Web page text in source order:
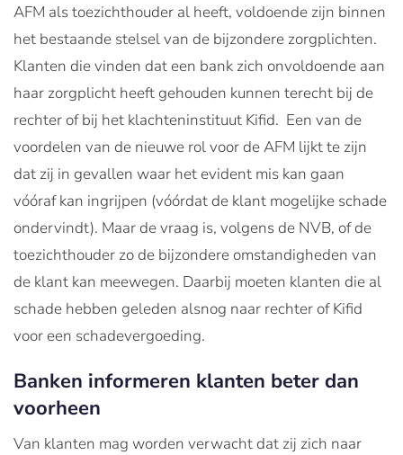
AFM als toezichthouder al heeft, voldoende zijn binnen
het bestaande stelsel van de bijzondere zorgplichten.
Klanten die vinden dat een bank zich onvoldoende aan
haar zorgplicht heeft gehouden kunnen terecht bij de
rechter of bij het klachteninstituut Kifid. Een van de
voordelen van de nieuwe rol voor de AFM lijkt te zijn
dat zij in gevallen waar het evident mis kan gaan
vóóraf kan ingrijpen (vóórdat de klant mogelijke schade
ondervindt). Maar de vraag is, volgens de NVB, of de
toezichthouder zo de bijzondere omstandigheden van
de klant kan meewegen. Daarbij moeten klanten die al
schade hebben geleden alsnog naar rechter of Kifid
voor een schadevergoeding.
Banken informeren klanten beter dan
voorheen
Van klanten mag worden verwacht dat zij zich naar